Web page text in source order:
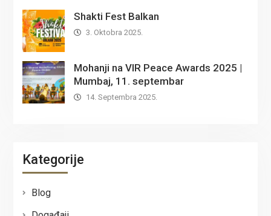
Shakti Fest Balkan
3. Oktobra 2025.
Mohanji na VIR Peace Awards 2025 |
Mumbaj, 11. septembar
14. Septembra 2025.
Kategorije
Blog